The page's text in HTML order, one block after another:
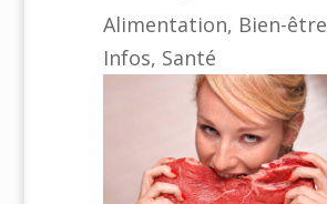
Alimentation, Bien-être
Infos, Santé